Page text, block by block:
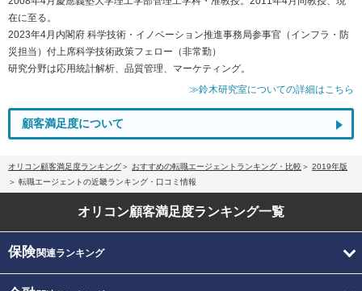
在に至る。
2023年4月内閣府 科学技術・イノベーション推進事務局参事官（インフラ・防
災担当）付上席科学技術政策フェロー（非常勤）
研究分野は応用統計解析、品質管理、マーケティング。
≫鈴木研究室についての詳細はこちら
顧客満足度について
オリコン顧客満足度ランキング おすすめの転職エージェントランキング・比較
2019年版
転職エージェントの近畿ランキング・口コミ情報
オリコン顧客満足度ランキング一覧
保険関連ランキング